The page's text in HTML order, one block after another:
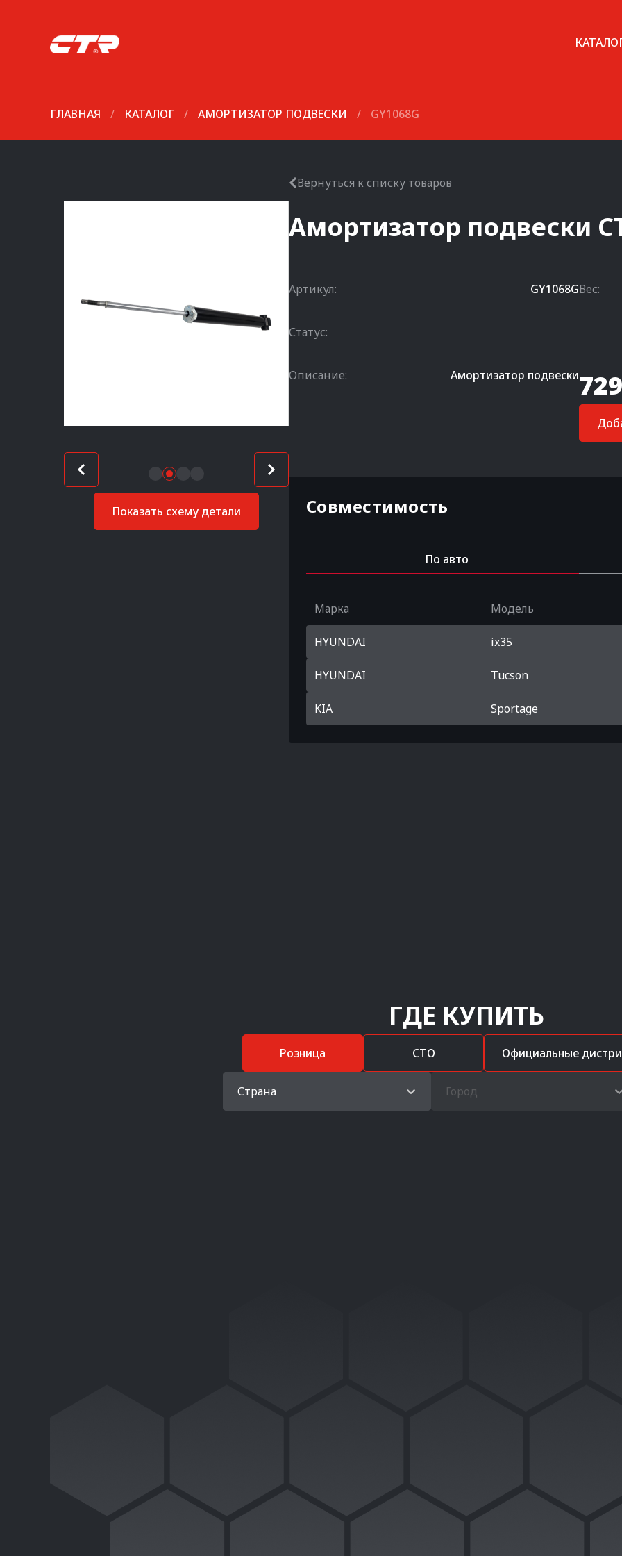
ГЛАВНАЯ / КАТАЛОГ / АМОРТИЗАТОР ПОДВЕСКИ / GY1068G
Показать схему детали
Вернуться к списку товаров
Амортизатор подвески
Артикул: GY1068GВес:
Статус:
Описание: Амортизатор подвески
Совместимость
По авто
Марка Модель
HYUNDAI ix35
HYUNDAI Tucson
KIA Sportage
ГДЕ КУПИТЬ
Розница СТО Официальные
Страна Город